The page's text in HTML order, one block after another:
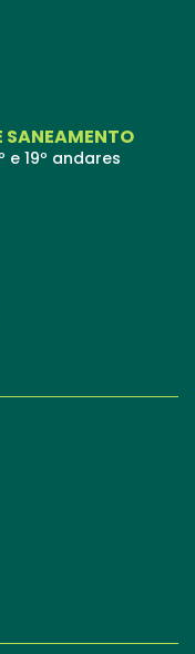
SANEAMENTO
e 19º andares